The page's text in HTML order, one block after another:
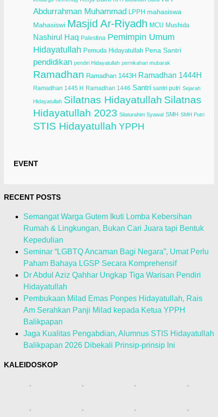
Abdurrahman Muhammad LPPH mahasiswa
Mahasiswi Masjid Ar-Riyadh MCU Mushida
Nashirul Haq Palestina Pemimpin Umum
Hidayatullah Pemuda Hidayatullah Pena Santri
pendidikan pendiri Hidayatullah pernikahan mubarak
Ramadhan Ramadhan 1443H Ramadhan 1444H
Ramadhan 1445 H Ramadhan 1446 Santri santri putri Sejarah
Hidayatullah Silatnas Hidayatullah Silatnas
Hidayatullah 2023 Silaturahim Syawal SMH SMH Putri
STIS Hidayatullah YPPH
EVENT
RECENT POSTS
Semangat Warga Gutem Ikuti Lomba Kebersihan
Rumah & Lingkungan, Bukan Cari Juara tapi Bentuk
Kepedulian
Seminar “LGBTQ Ancaman Bagi Negara”, Umat Perlu
Paham Bahaya LGSP Secara Komprehensif
Dr Abdul Aziz Qahhar Ungkap Tiga Warisan Pendiri
Hidayatullah
Pembukaan Milad Emas Ponpes Hidayatullah, Rais
Am Serahkan Panji Milad kepada Ketua YPPH
Balikpapan
Jaga Kualitas Pengabdian, Alumnus STIS Hidayatullah
Balikpapan 2026 Dibekali Prinsip-prinsip Ini
KALEIDOSKOP